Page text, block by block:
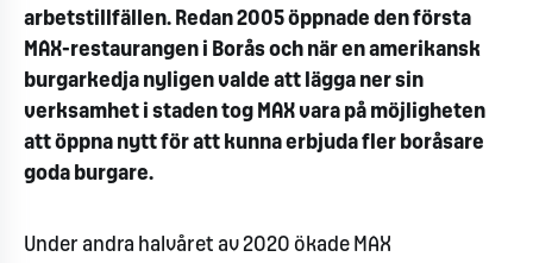
arbetstillfällen. Redan 2005 öppnade den första
MAX-restaurangen i Borås och när en amerikansk
burgarkedja nyligen valde att lägga ner sin
verksamhet i staden tog MAX vara på möjligheten
att öppna nytt för att kunna erbjuda fler boråsare
goda burgare.
Under andra halvåret av 2020 ökade MAX